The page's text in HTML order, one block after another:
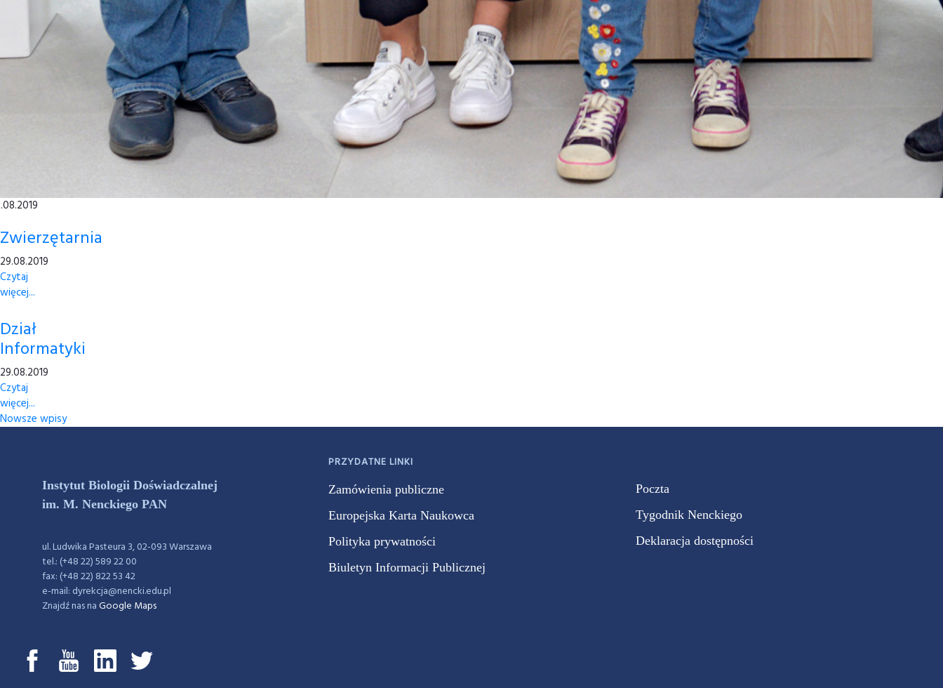
Zwierzętarnia
29.08.2019
Czytaj
więcej...
Dział
Informatyki
29.08.2019
Czytaj
więcej...
Nowsze wpisy
Instytut Biologii Doświadczalnej
im. M. Nenckiego PAN
ul. Ludwika Pasteura 3, 02-093 Warszawa
tel.: (+48 22) 589 22 00
fax: (+48 22) 822 53 42
e-mail: dyrekcja@nencki.edu.pl
Znajdź nas naGoogle Maps
PRZYDATNE LINKI
Zamówienia publiczne
Europejska Karta Naukowca
Polityka prywatności
Biuletyn Informacji Publicznej
Poczta
Tygodnik Nenckiego
Deklaracja dostępności